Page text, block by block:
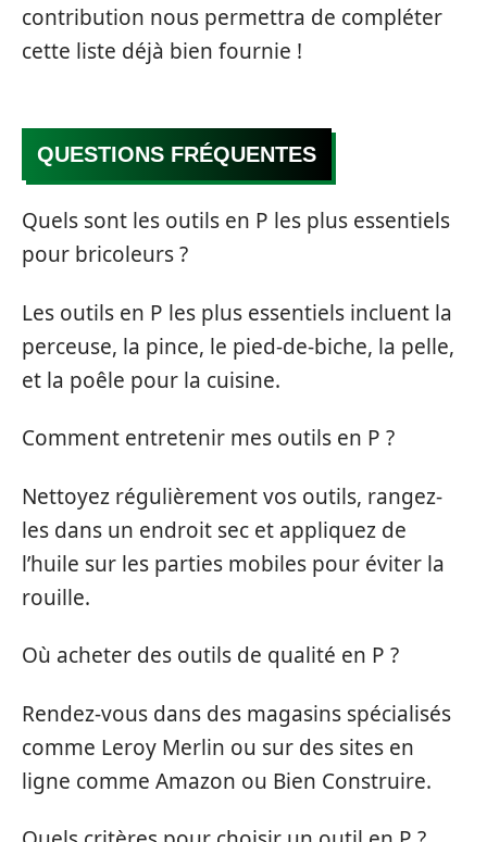
contribution nous permettra de compléter
cette liste déjà bien fournie !
QUESTIONS FRÉQUENTES
Quels sont les outils en P les plus essentiels
pour bricoleurs ?
Les outils en P les plus essentiels incluent la
perceuse, la pince, le pied-de-biche, la pelle,
et la poêle pour la cuisine.
Comment entretenir mes outils en P ?
Nettoyez régulièrement vos outils, rangez-
les dans un endroit sec et appliquez de
l’huile sur les parties mobiles pour éviter la
rouille.
Où acheter des outils de qualité en P ?
Rendez-vous dans des magasins spécialisés
comme Leroy Merlin ou sur des sites en
ligne comme Amazon ou Bien Construire.